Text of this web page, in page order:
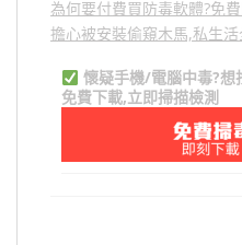
為何要付費買防毒軟體?免
擔心被安裝偷窺木馬,私生活
懷疑手機/電腦中毒?想
免費下載,立即掃描檢測